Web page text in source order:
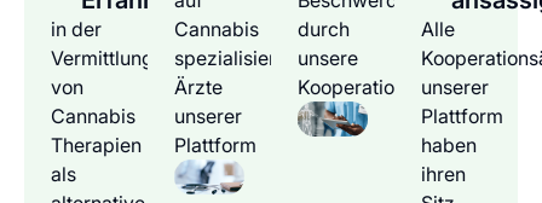
in der
Vermittlung
von
Cannabis
Therapien
als
Cannabis
spezialisierten
Ärzte
unserer
Plattform
durch
unsere
Kooperationsärzte
Alle
unserer
Plattform
haben
ihren